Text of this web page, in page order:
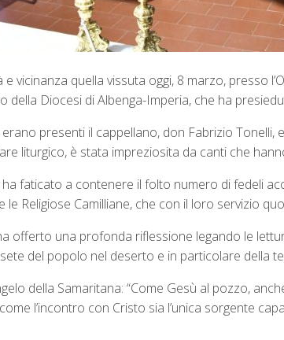
vicinanza quella vissuta oggi, 8 marzo, presso
della Diocesi di Albenga-Imperia, che ha
presenti il cappellano, don Fabrizio
liturgico, è stata impreziosita da canti che
faticato a contenere il folto numero di fedeli
Religiose Camilliane, che con il loro servizio
offerto una profonda riflessione legando le
del popolo nel deserto e in particolare della
della Samaritana: “Come Gesù al pozzo,
l’incontro con Cristo sia l’unica sorgente